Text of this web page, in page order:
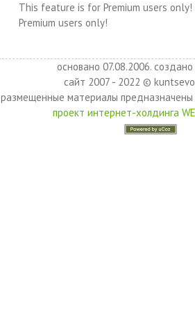
This feature is for Premium users only!
Premium users only!
основано 07.08.2006.
сайт 2007 - 2022 ©
размещенные материалы
проект интернет-холдинга